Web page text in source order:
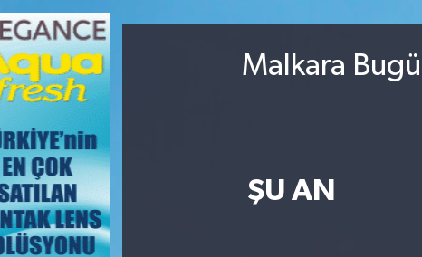
Malkara
ŞU AN
İstanbul Namaz Vakitleri
Trafik Durumu
Süper Lig Puan Durumu ve Fikstür
Tüm Manşetler
Son Dakika Haberleri
Haber Arşivi